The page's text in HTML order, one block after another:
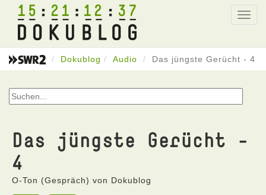
15 21 12 37
Dokublog Audio Das jüngste Gerücht - 4
Das jüngste Gerücht -
4
O-Ton (Gespräch) von Dokublog